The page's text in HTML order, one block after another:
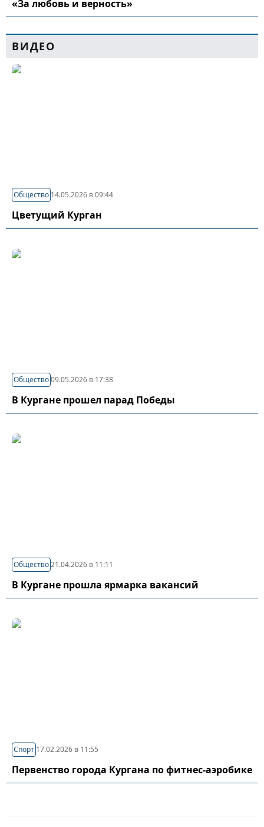
«За любовь и верность»
ВИДЕО
Общество 14.05.2026 в 09:44
Цветущий Курган
Общество09.05.2026 в 17:38
В Кургане прошел парад Победы
Общество21.04.2026 в 11:11
В Кургане прошла ярмарка вакансий
Спорт 17.02.2026 в 11:55
Первенство города Кургана по фитнес-аэробике